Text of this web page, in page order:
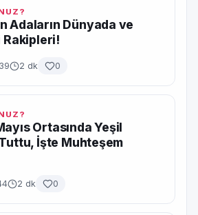
Adaların Dünyada ve
Rakipleri!
2 dk 0
Ortasında Yeşil
İşte Muhteşem
2 dk 0